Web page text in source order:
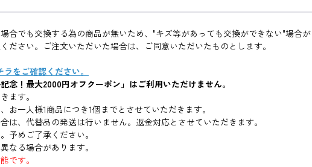
合でも交換する為の商品が無いため、"キズ等があっても交換ができない"場合
ださい。ご注文いただいた場合は、ご同意いただいたものとします。
をご確認ください。
！最大2000円オフクーポン」はご利用いただけません。
ます。
一人様1商品につき1個までとさせていただきます。
、代替品の発送は行いません。返金対応とさせていただきます。
予めご了承ください。
なる場合があります。
です。